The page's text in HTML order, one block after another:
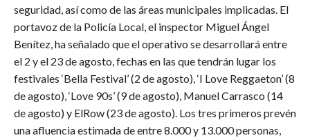
seguridad, así como de las áreas municipales implicadas. El
portavoz de la Policía Local, el inspector Miguel Ángel
Benítez, ha señalado que el operativo se desarrollará entre
el 2 y el 23 de agosto, fechas en las que tendrán lugar los
festivales ‘Bella Festival’ (2 de agosto), ‘I Love Reggaeton’ (8
de agosto), ‘Love 90s’ (9 de agosto), Manuel Carrasco (14
de agosto) y ElRow (23 de agosto). Los tres primeros prevén
una afluencia estimada de entre 8.000 y 13.000 personas,